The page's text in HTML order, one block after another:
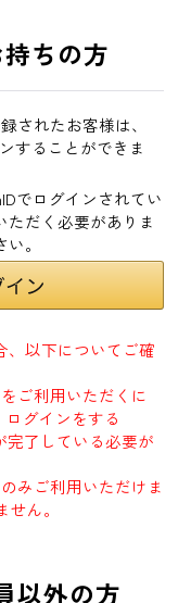
ちの方
されたお客様は、
することができま
でログインされてい
だく必要がありま
。
以下についてご確
ご利用いただくに
グインをする
完了している必要が
みご利用いただけま
ん。
以外の方